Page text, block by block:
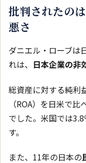
批判されたの
悪さ
ダニエル・ローブは
れは、 日本企業の非
総資産に対する純利
（ROA）を日米で
でした。米国では
す。
また、11年の日本の